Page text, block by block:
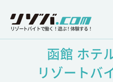
リゾートバイトで働く！遊ぶ！体験する！
函館 ホテ
リゾートバ